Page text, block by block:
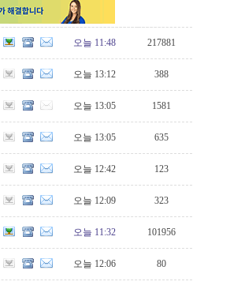
오늘 11:48 217881
오늘 13:12 388
오늘 13:05 1581
오늘 13:05 635
오늘 12:42 123
오늘 12:09 323
오늘 11:32 101956
오늘 12:06 80